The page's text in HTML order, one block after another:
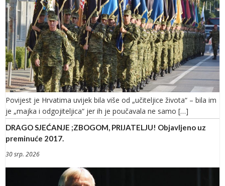
Povijest je Hrvatima uvijek bila više od „učiteljice života“ – bila im
je „majka i odgojiteljica“ jer ih je poučavala ne samo […]
DRAGO SJEĆANJE ;ZBOGOM, PRIJATELJU! Objavljeno uz
preminuće 2017.
30 srp. 2026